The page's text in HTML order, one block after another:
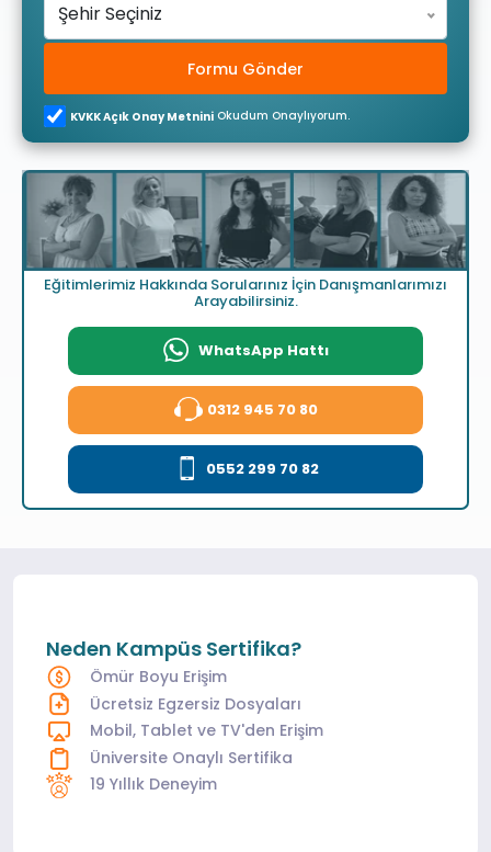
Şehir Seçiniz
Formu Gönder
KVKK Açık Onay Metnini Okudum Onaylıyorum.
Eğitimlerimiz Hakkında Sorularınız İçin Danışmanlarımızı
Arayabilirsiniz.
WhatsApp Hattı
0312 945 70 80
0552 299 70 82
Neden Kampüs Sertifika?
Ömür Boyu Erişim
Ücretsiz Egzersiz Dosyaları
Mobil, Tablet ve TV'den Erişim
Üniversite Onaylı Sertifika
19 Yıllık Deneyim